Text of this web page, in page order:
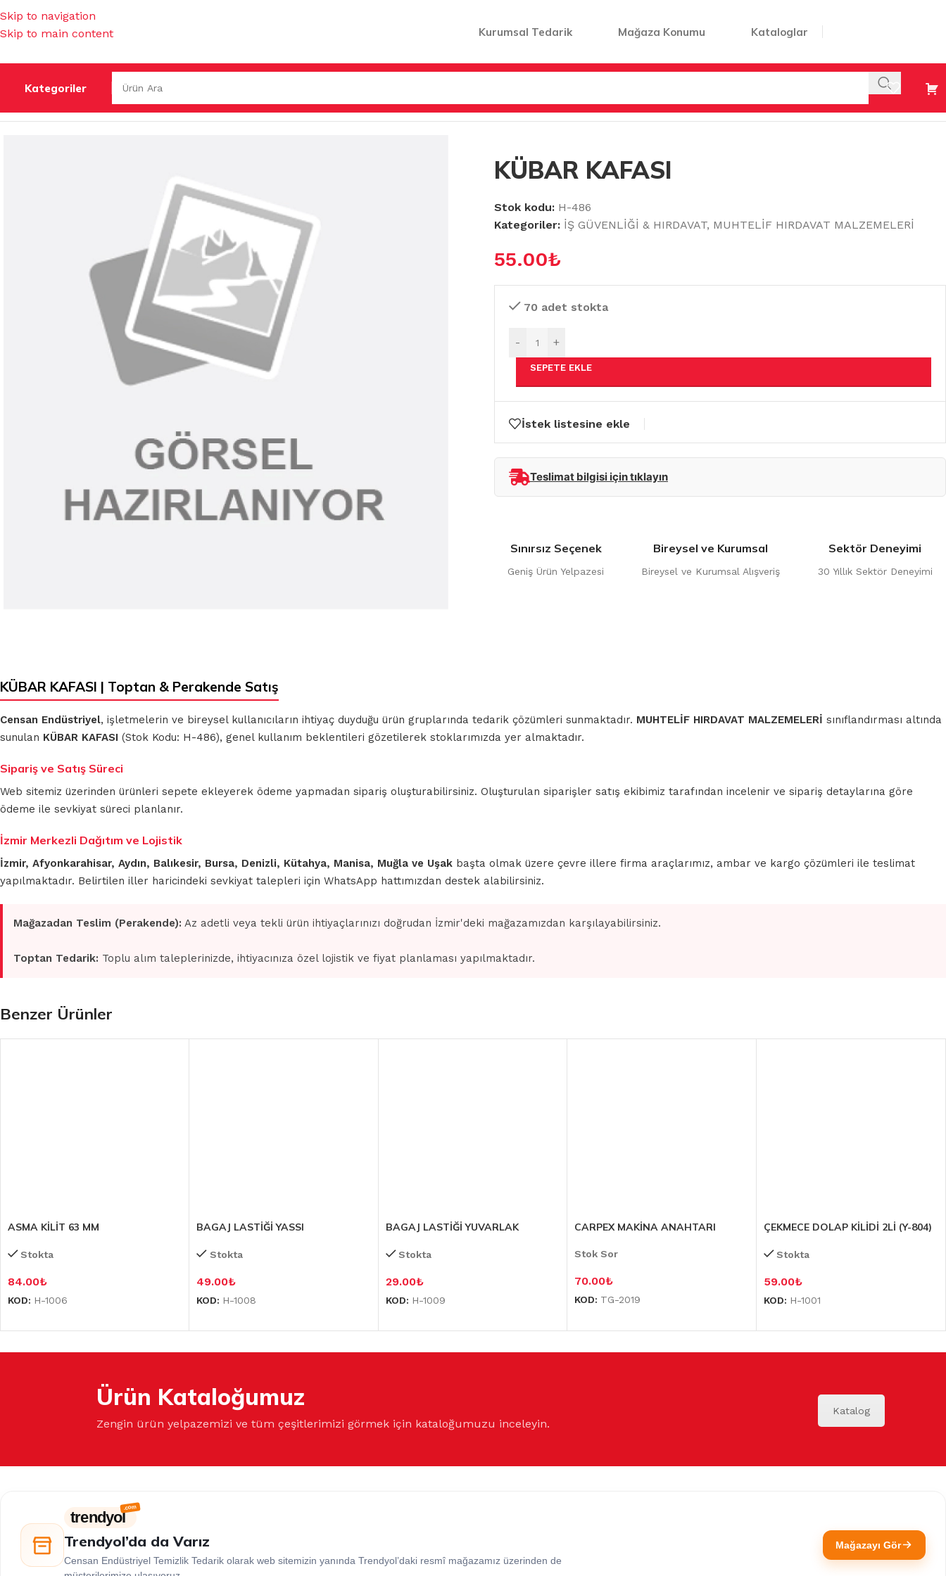
Skip to navigation
Skip to main content
Kurumsal Tedarik Mağaza Konumu Kataloglar
Kategoriler
İŞ GÜVENLİĞİ & HIRDAVAT/MUHTELİF HIRDAVAT MALZEMELERİ/KÜBAR KAFASI
KÜBAR KAFASI
Stok kodu: H-486
Kategoriler: İŞ GÜVENLİĞİ & HIRDAVAT, MUHTELİF HIRDAVAT MALZEMELERİ
55.00₺
70 adet stokta
- +
SEPETE EKLE
İstek listesine ekle
Teslimat bilgisi için tıklayın
Sınırsız Seçenek
Geniş Ürün Yelpazesi
Bireysel ve Kurumsal
Bireysel ve Kurumsal Alışveriş
Sektör Deneyimi
30 Yıllık Sektör Deneyimi
KÜBAR KAFASI | Toptan & Perakende Satış
Censan Endüstriyel, işletmelerin ve bireysel kullanıcıların ihtiyaç duyduğu ürün gruplarında tedarik çözümleri sunmaktadır. MUHTELİF HIRDAVAT MALZEMELERİ sınıflandırması altında
sunulan KÜBAR KAFASI (Stok Kodu: H-486), genel kullanım beklentileri gözetilerek stoklarımızda yer almaktadır.
Sipariş ve Satış Süreci
Web sitemiz üzerinden ürünleri sepete ekleyerek ödeme yapmadan sipariş oluşturabilirsiniz. Oluşturulan siparişler satış ekibimiz tarafından incelenir ve sipariş detaylarına göre
ödeme ile sevkiyat süreci planlanır.
İzmir Merkezli Dağıtım ve Lojistik
İzmir, Afyonkarahisar, Aydın, Balıkesir, Bursa, Denizli, Kütahya, Manisa, Muğla ve Uşak başta olmak üzere çevre illere firma araçlarımız, ambar ve kargo çözümleri ile teslimat
yapılmaktadır. Belirtilen iller haricindeki sevkiyat talepleri için WhatsApp hattımızdan destek alabilirsiniz.
Mağazadan Teslim (Perakende): Az adetli veya tekli ürün ihtiyaçlarınızı doğrudan İzmir'deki mağazamızdan karşılayabilirsiniz.
Toptan Tedarik: Toplu alım taleplerinizde, ihtiyacınıza özel lojistik ve fiyat planlaması yapılmaktadır.
Benzer Ürünler
ASMA KİLİT 63 MM
Stokta
84.00₺
KOD: H-1006
BAGAJ LASTİĞİ YASSI
Stokta
49.00₺
KOD: H-1008
BAGAJ LASTİĞİ YUVARLAK
Stokta
29.00₺
KOD: H-1009
CARPEX MAKİNA ANAHTARI
Stok Sor
70.00₺
KOD: TG-2019
ÇEKMECE DOLAP KİLİDİ 2Lİ (Y-804)
Stokta
59.00₺
KOD: H-1001
Ürün Kataloğumuz
Zengin ürün yelpazemizi ve tüm çeşitlerimizi görmek için kataloğumuzu inceleyin.
Katalog
trendyol
Trendyol’da da Varız
Censan Endüstriyel Temizlik Tedarik olarak web sitemizin yanında Trendyol’daki resmî mağazamız üzerinden de
Mağazayı Gör